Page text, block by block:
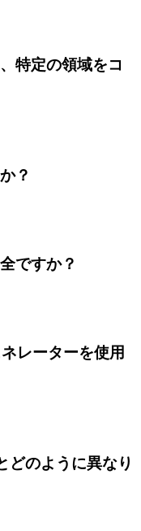
特定の領域をコ
？
ですか？
レーターを使用
どのように異なり